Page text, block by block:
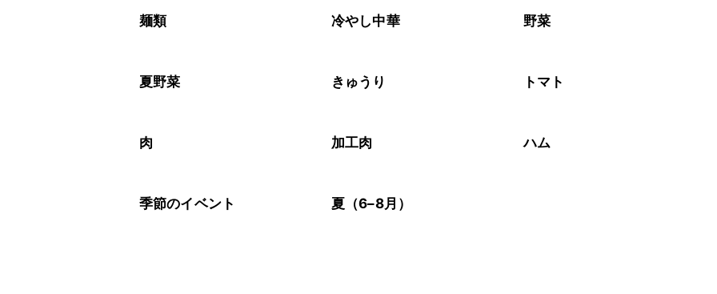
※日持ちは目安です。
麺類 冷やし中華 野菜
夏野菜 きゅうり トマト
肉 加工肉 ハム
季節のイベント 夏（6–8月）